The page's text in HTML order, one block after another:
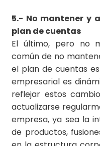
5.- No mantener y
plan de cuentas
El último, pero no
común de no
el plan de cuentas
empresarial es
reflejar estos
actualizarse
empresa, ya sea la
de productos,